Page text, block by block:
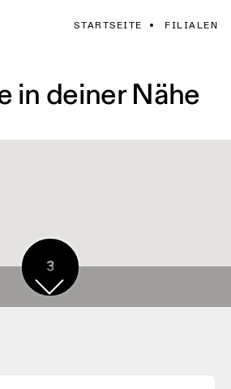
STARTSEITE FILIALEN
in deiner Nähe
3